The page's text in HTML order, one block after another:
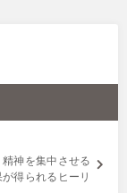
神を集中させる
得られるヒーリ